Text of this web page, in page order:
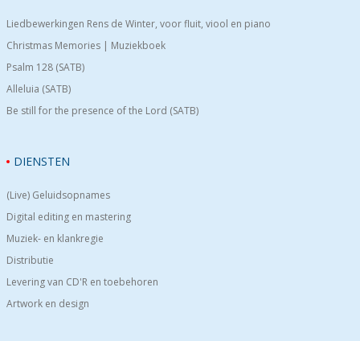
Liedbewerkingen Rens de Winter, voor fluit, viool en piano
Christmas Memories | Muziekboek
Psalm 128 (SATB)
Alleluia (SATB)
Be still for the presence of the Lord (SATB)
DIENSTEN
(Live) Geluidsopnames
Digital editing en mastering
Muziek- en klankregie
Distributie
Levering van CD'R en toebehoren
Artwork en design